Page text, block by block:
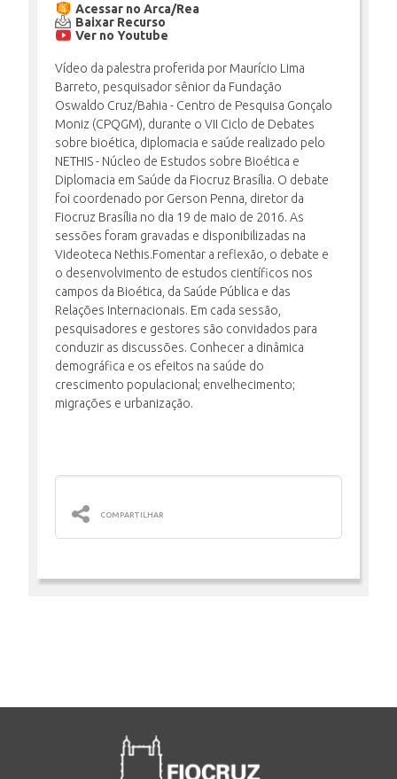
INSCRIÇÃO E SELEÇÃO
CONTATO
Acessar no Arca/Rea
Baixar Recurso
Ver no Youtube
Vídeo da palestra proferida por Maurício Lima
Barreto, pesquisador sênior da Fundação
Oswaldo Cruz/Bahia - Centro de Pesquisa Gonçalo
Moniz (CPQGM), durante o VII Ciclo de Debates
sobre bioética, diplomacia e saúde realizado pelo
NETHIS - Núcleo de Estudos sobre Bioética e
Diplomacia em Saúde da Fiocruz Brasília. O debate
foi coordenado por Gerson Penna, diretor da
Fiocruz Brasília no dia 19 de maio de 2016. As
sessões foram gravadas e disponibilizadas na
Videoteca Nethis.Fomentar a reflexão, o debate e
o desenvolvimento de estudos científicos nos
campos da Bioética, da Saúde Pública e das
Relações Internacionais. Em cada sessão,
pesquisadores e gestores são convidados para
conduzir as discussões. Conhecer a dinâmica
demográfica e os efeitos na saúde do
crescimento populacional; envelhecimento;
migrações e urbanização.
COMPARTILHAR